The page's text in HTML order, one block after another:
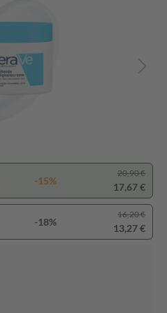
-15%
20,90 €
17,67 €
-18%
16,20 €
13,27 €